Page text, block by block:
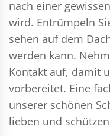
nach einer
wird. Entrümpeln
sehen auf dem
werden kann.
Kontakt auf, damit
vorbereitet. Eine
unserer schönen
lieben und